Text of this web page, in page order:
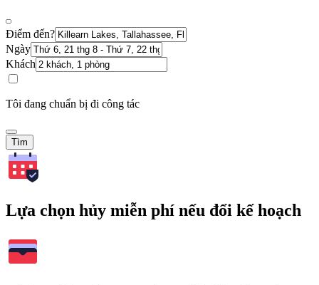
Điểm đến?
Ngày
Khách
Tôi đang chuẩn bị đi công tác
Tìm
Lựa chọn hủy miễn phí nếu đổi kế hoạch